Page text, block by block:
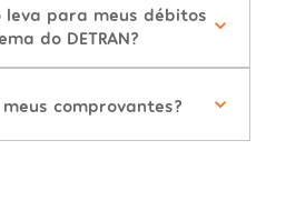
leva para meus débitos
do DETRAN?
comprovantes?